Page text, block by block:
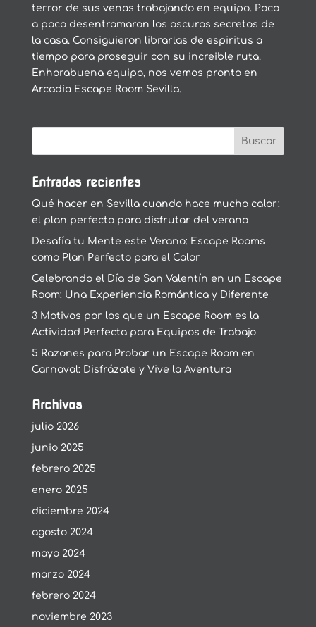
terror de sus venas trabajando en equipo. Poco
a poco desentramaron los oscuros secretos de
la casa. Consiguieron librarlas de espiritus a
tiempo para proseguir con su increible ruta.
Enhorabuena equipo, nos vemos pronto en
Arcadia Escape Room Sevilla.
Entradas recientes
Qué hacer en Sevilla cuando hace mucho calor:
el plan perfecto para disfrutar del verano
Desafía tu Mente este Verano: Escape Rooms
como Plan Perfecto para el Calor
Celebrando el Día de San Valentín en un Escape
Room: Una Experiencia Romántica y Diferente
3 Motivos por los que un Escape Room es la
Actividad Perfecta para Equipos de Trabajo
5 Razones para Probar un Escape Room en
Carnaval: Disfrázate y Vive la Aventura
Archivos
julio 2026
junio 2025
febrero 2025
enero 2025
diciembre 2024
agosto 2024
mayo 2024
marzo 2024
febrero 2024
noviembre 2023